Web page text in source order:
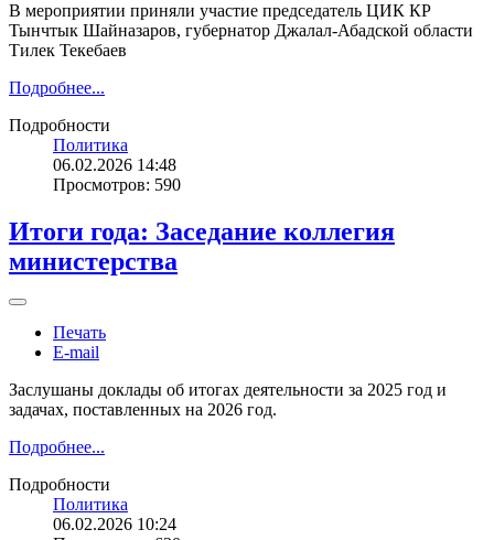
В мероприятии приняли участие председатель ЦИК КР
Тынчтык Шайназаров, губернатор Джалал-Абадской области
Тилек Текебаев
Подробнее...
Подробности
Политика
06.02.2026 14:48
Просмотров: 590
Итоги года: Заседание коллегия
министерства
Печать
E-mail
Заслушаны доклады об итогах деятельности за 2025 год и
задачах, поставленных на 2026 год.
Подробнее...
Подробности
Политика
06.02.2026 10:24